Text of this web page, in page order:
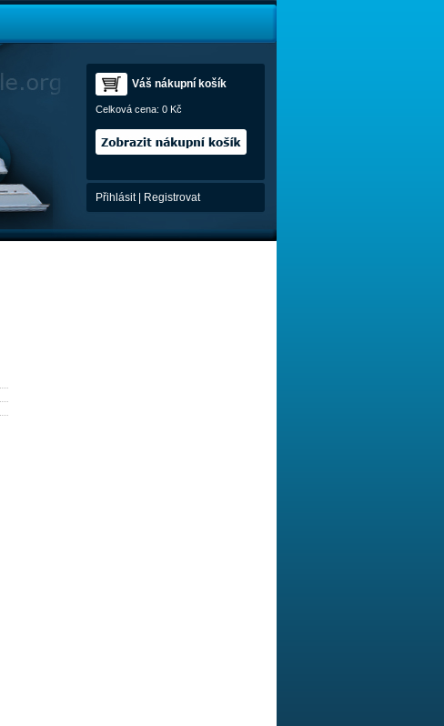
Váš nákupní košík
Celková cena: 0 Kč
Přihlásit| Registrovat